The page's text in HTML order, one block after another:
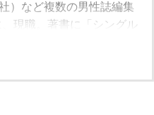
）など複数の男性誌編集
現職。著書に「シングル